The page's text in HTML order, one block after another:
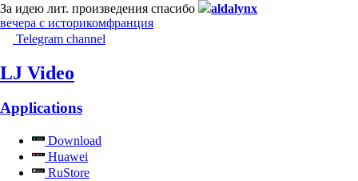
За идею лит. произведения спасибо
aldalynx
вечера с историкомфранция
Telegram channel
LJ Video
Applications
Download
Huawei
RuStore